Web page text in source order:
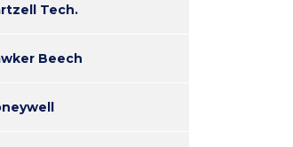
Tech.
Beech